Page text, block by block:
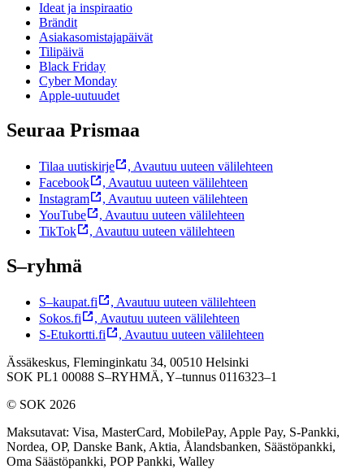
Ideat ja inspiraatio
Brändit
Asiakasomistajapäivät
Tilipäivä
Black Friday
Cyber Monday
Apple-uutuudet
Seuraa Prismaa
Tilaa uutiskirje , Avautuu uuteen välilehteen
Facebook
, Avautuu uuteen välilehteen
Instagram
, Avautuu uuteen välilehteen
YouTube
, Avautuu uuteen välilehteen
TikTok
, Avautuu uuteen välilehteen
S–ryhmä
S–kaupat.fi , Avautuu uuteen välilehteen
Sokos.fi
, Avautuu uuteen välilehteen
S-Etukortti.fi
, Avautuu uuteen välilehteen
Ässäkeskus, Fleminginkatu 34, 00510 Helsinki
SOK PL1 00088 S–RYHMÄ, Y–tunnus 0116323–1
© SOK 2026
Maksutavat: Visa, MasterCard, MobilePay, Apple Pay, S-Pankki,
Nordea, OP, Danske Bank, Aktia, Ålandsbanken, Säästöpankki,
Oma Säästöpankki, POP Pankki, Walley